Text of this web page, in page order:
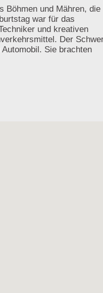
Böhmen und Mähren, die
war für das
und kreativen
Der
Sie brachten